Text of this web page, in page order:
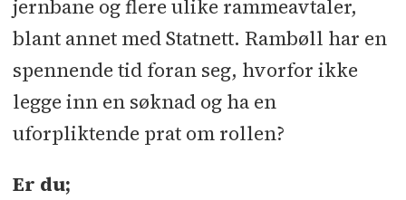
jernbane og flere ulike rammeavtaler,
blant annet med Statnett. Rambøll har en
spennende tid foran seg, hvorfor ikke
legge inn en søknad og ha en
uforpliktende prat om rollen?
Er du;